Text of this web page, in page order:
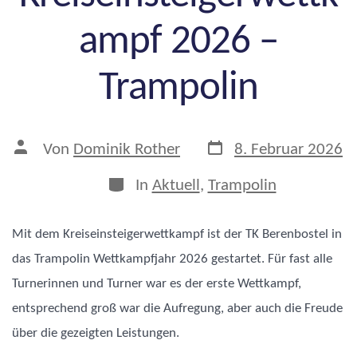
ampf 2026 –
Trampolin
Beitragsautor
Von Dominik Rother
8. Februar 2026
Kategorien
In Aktuell , Trampolin
Mit dem Kreiseinsteigerwettkampf ist der TK Berenbostel in
das Trampolin Wettkampfjahr 2026 gestartet. Für fast alle
Turnerinnen und Turner war es der erste Wettkampf,
entsprechend groß war die Aufregung, aber auch die Freude
über die gezeigten Leistungen.